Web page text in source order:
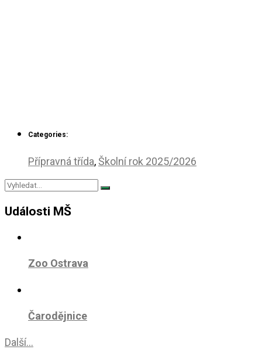
Categories:
Přípravná třída, Školní rok 2025/2026
Události MŠ
Zoo Ostrava
Čarodějnice
Další...